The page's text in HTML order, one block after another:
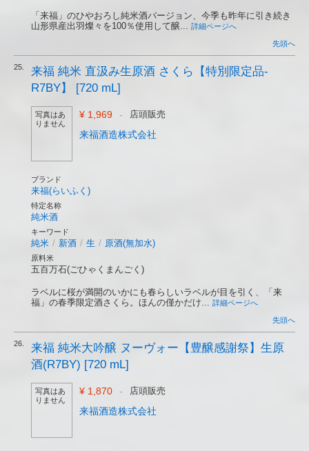
「来福」のひやおろし純米酒バージョン、今季も昨年に引き続き
山形県産出羽燦々を100％使用して醸... 詳細ページへ
先頭へ
25.
来福 純米 直汲み生原酒 さくら【特別限定品-
R7BY】 [720 mL]
写真はあ
りません
¥ 1,969 - 店頭販売
来福酒造株式会社
ブランド
来福(らいふく)
特定名称
純米酒
キーワード
純米 / 新酒 / 生 / 原酒(無加水)
原料米
五百万石(ごひゃくまんごく)
ラベルに桜が満開のいかにも春らしいラベルが目を引く、「来
福」の春季限定酒さくら。ほんの僅かだけ... 詳細ページへ
先頭へ
26.
来福 純米大吟醸 ヌーヴォー【豊醸感謝祭】生原
酒(R7BY) [720 mL]
写真はあ
りません
¥ 1,870 - 店頭販売
来福酒造株式会社